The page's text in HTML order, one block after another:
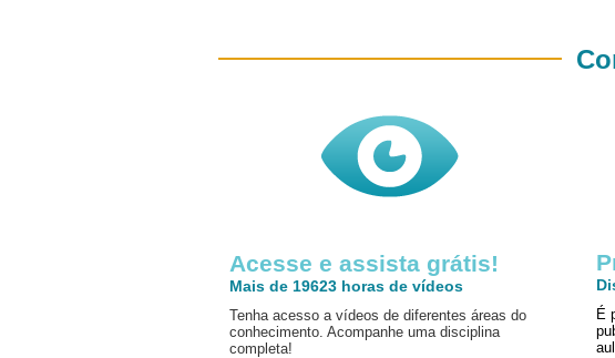
Acesse e assista grátis!
Mais de 19623 horas de vídeos
Tenha acesso a vídeos de diferentes áreas do
conhecimento. Acompanhe uma disciplina
completa!
É